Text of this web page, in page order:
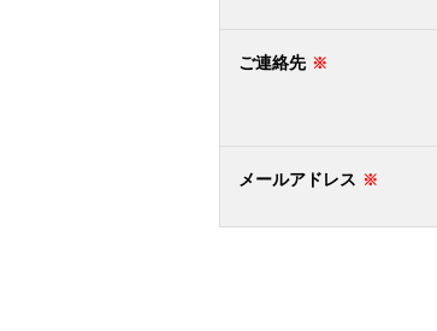
ご連絡先
メールアドレス